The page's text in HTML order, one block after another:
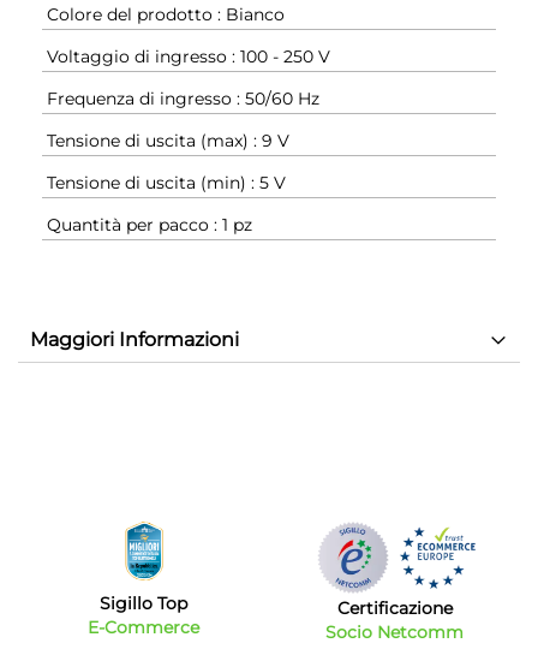
Colore del prodotto : Bianco
Voltaggio di ingresso : 100 - 250 V
Frequenza di ingresso : 50/60 Hz
Tensione di uscita (max) : 9 V
Tensione di uscita (min) : 5 V
Quantità per pacco : 1 pz
Maggiori Informazioni
Sigillo Top
E-Commerce
Certificazione
Socio Netcomm